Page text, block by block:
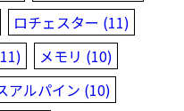
ロチェスター (11)
メモリ (10)
アルパイン (10)